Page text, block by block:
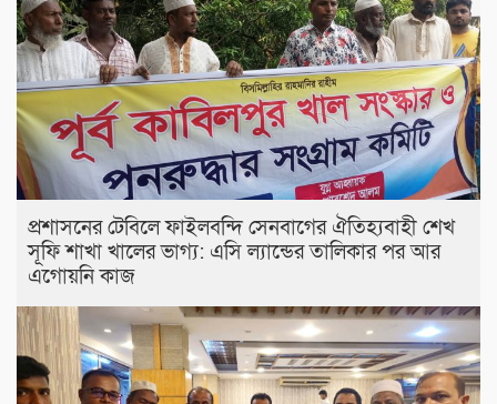
প্রশাসনের টেবিলে ফাইলবন্দি সেনবাগের ঐতিহ্যবাহী শেখ
সূফি শাখা খালের ভাগ্য: এসি ল্যান্ডের তালিকার পর আর
এগোয়নি কাজ